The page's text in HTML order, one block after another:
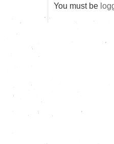
You must be